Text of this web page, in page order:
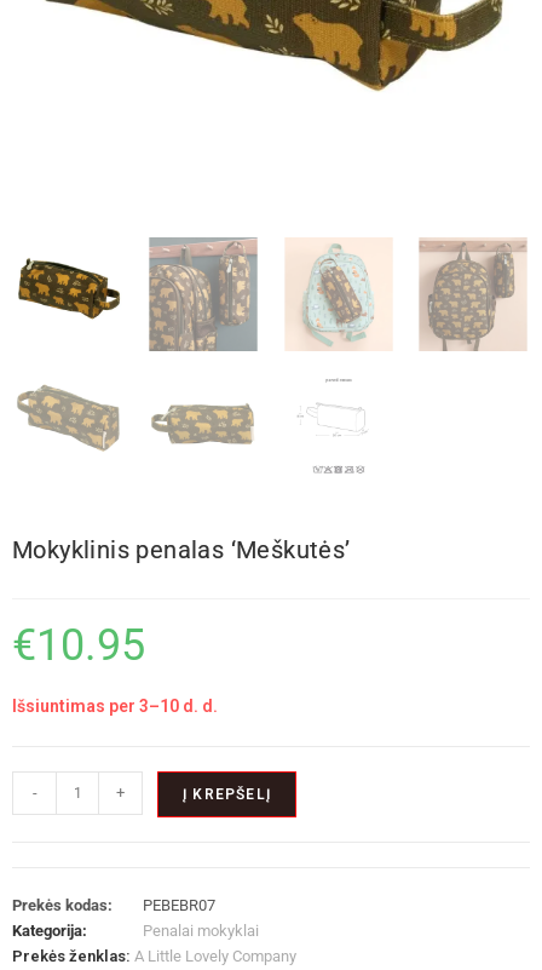
Mokyklinis penalas ‘Meškutės’
€10.95
Išsiuntimas per 3–10 d. d.
- + Į KREPŠELĮ
Prekės kodas:
PEBEBR07
Kategorija:
Penalai mokyklai
Prekės ženklas: A Little Lovely Company